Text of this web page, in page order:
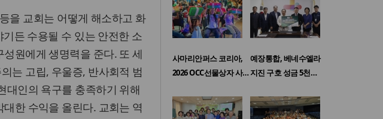
을 교회는 어떻게 해소하고 화
든 수용될 수 있는 안전한 소
원에게 생명력을 준다. 또 세
는 고립, 우울증, 반사회적 범
대인의 욕구를 충족하기 위해
한 수익을 올린다. 교회는 역
사마리안퍼스 코리아,
2026 OCC선물상자 사…
예장통합, 베네수엘라
지진 구호 성금 5천…